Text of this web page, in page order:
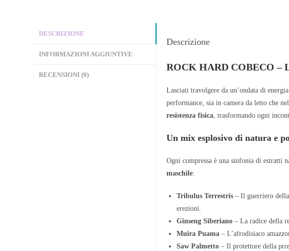
DESCRIZIONE
INFORMAZIONI AGGIUNTIVE
RECENSIONI (0)
Descrizione
ROCK HARD COBECO –
Lasciati travolgere da un’ondata di
performance, sia in camera da letto che
resistenza fisica, trasformando ogni
Un mix esplosivo di natura e
Ogni compressa è una sinfonia di estratti
maschile:
Tribulus Terrestris – Il guerriero
erezioni.
Ginseng Siberiano – La radice della
Muira Puama – L’afrodisiaco
Saw Palmetto – Il protettore della